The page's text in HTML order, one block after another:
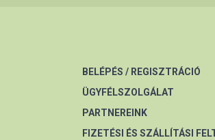
BELÉPÉS / REGISZTRÁCIÓ
ÜGYFÉLSZOLGÁLAT
PARTNEREINK
FIZETÉSI ÉS SZÁLLÍTÁSI